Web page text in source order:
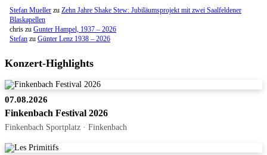
Stefan Mueller zu Zehn Jahre Shake Stew: Jubiläumsprojekt mit zwei Saalfeldener
Blaskapellen
chris zu Gunter Hampel, 1937 – 2026
Stefan zu Günter Lenz 1938 – 2026
Konzert-Highlights
07.08.2026
Finkenbach Festival 2026
Finkenbach Sportplatz · Finkenbach